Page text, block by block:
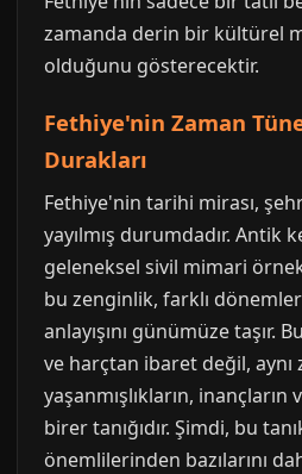
zamanda derin bir kültürel
olduğunu gösterecektir.
Fethiye'nin Zaman
Durakları
Fethiye'nin tarihi mirası,
yayılmış durumdadır. Antik
geleneksel sivil mimari
bu zenginlik, farklı
anlayışını günümüze taşır.
ve harçtan ibaret değil, aynı
yaşanmışlıkların, inançların
birer tanığıdır. Şimdi, bu
önemlilerinden bazılarını